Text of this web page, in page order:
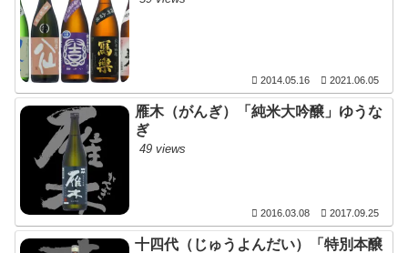
2014.05.16 2021.06.05
雁木（がんぎ）「純米大吟醸」ゆうな
ぎ
49 views
2016.03.08 2017.09.25
十四代（じゅうよんだい）「特別本醸